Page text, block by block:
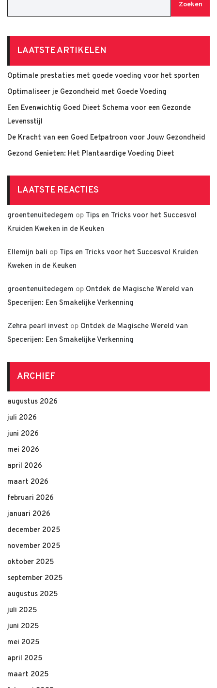
Zoeken
LAATSTE ARTIKELEN
Optimale prestaties met goede voeding voor het sporten
Optimaliseer je Gezondheid met Goede Voeding
Een Evenwichtig Goed Dieet Schema voor een Gezonde
Levensstijl
De Kracht van een Goed Eetpatroon voor Jouw Gezondheid
Gezond Genieten: Het Plantaardige Voeding Dieet
LAATSTE REACTIES
groentenuitedegem op Tips en Tricks voor het Succesvol
Kruiden Kweken in de Keuken
Ellemijn bali op Tips en Tricks voor het Succesvol Kruiden
Kweken in de Keuken
groentenuitedegem op Ontdek de Magische Wereld van
Specerijen: Een Smakelijke Verkenning
Zehra pearl invest op Ontdek de Magische Wereld van
Specerijen: Een Smakelijke Verkenning
ARCHIEF
augustus 2026
juli 2026
juni 2026
mei 2026
april 2026
maart 2026
februari 2026
januari 2026
december 2025
november 2025
oktober 2025
september 2025
augustus 2025
juli 2025
juni 2025
mei 2025
april 2025
maart 2025